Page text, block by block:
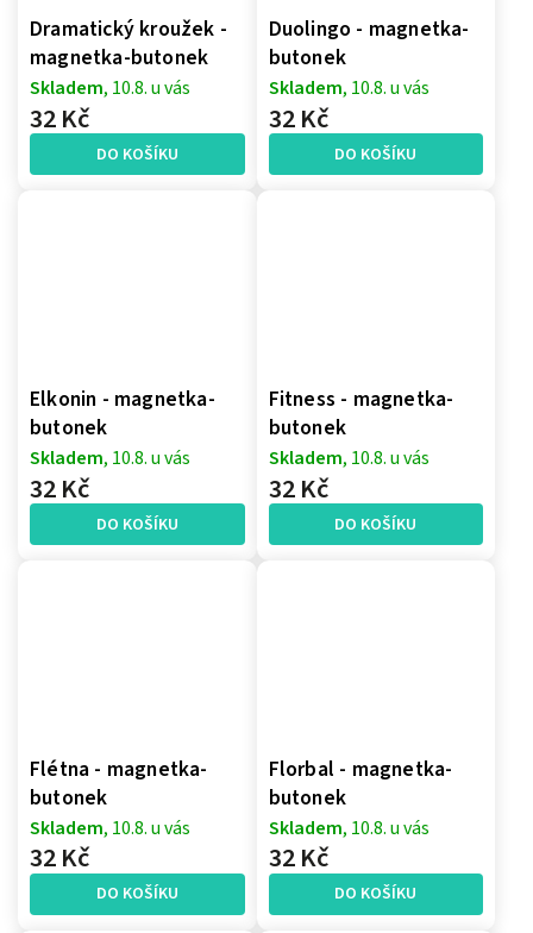
Dramatický kroužek -
magnetka-butonek
Skladem, 10.8. u vás
32 Kč
DO KOŠÍKU
Duolingo - magnetka-
butonek
Skladem, 10.8. u vás
32 Kč
DO KOŠÍKU
Elkonin - magnetka-
butonek
Skladem, 10.8. u vás
32 Kč
DO KOŠÍKU
Fitness - magnetka-
butonek
Skladem, 10.8. u vás
32 Kč
DO KOŠÍKU
Flétna - magnetka-
butonek
Skladem, 10.8. u vás
32 Kč
DO KOŠÍKU
Florbal - magnetka-
butonek
Skladem, 10.8. u vás
32 Kč
DO KOŠÍKU